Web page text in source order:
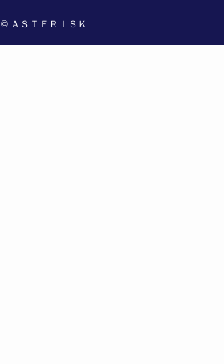
© ＡＳＴＥＲＩＳＫ